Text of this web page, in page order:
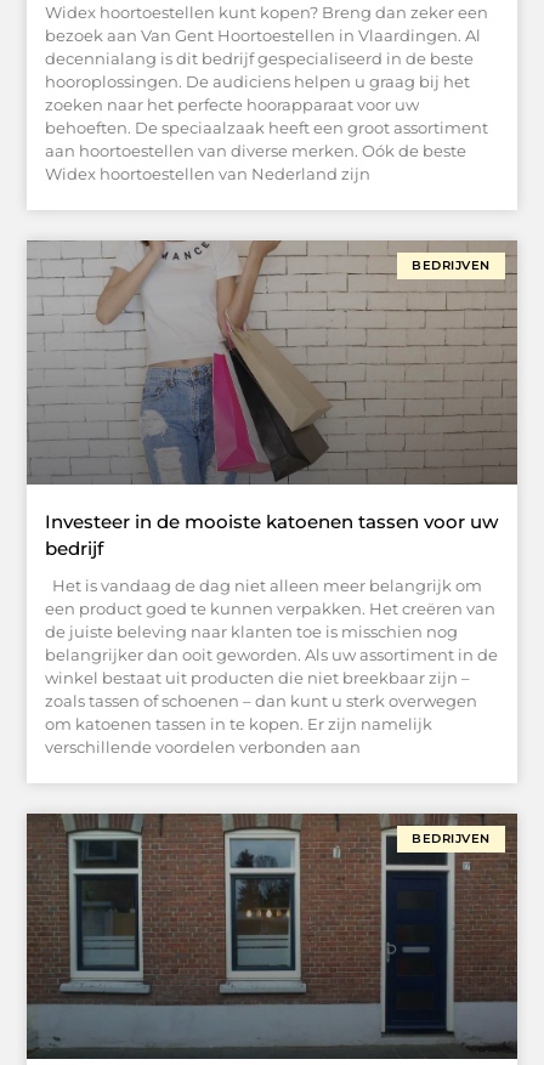
Widex hoortoestellen kunt kopen? Breng dan zeker een
bezoek aan Van Gent Hoortoestellen in Vlaardingen. Al
decennialang is dit bedrijf gespecialiseerd in de beste
hooroplossingen. De audiciens helpen u graag bij het
zoeken naar het perfecte hoorapparaat voor uw
behoeften. De speciaalzaak heeft een groot assortiment
aan hoortoestellen van diverse merken. Oók de beste
Widex hoortoestellen van Nederland zijn
BEDRIJVEN
Investeer in de mooiste katoenen tassen voor uw
bedrijf
Het is vandaag de dag niet alleen meer belangrijk om
een product goed te kunnen verpakken. Het creëren van
de juiste beleving naar klanten toe is misschien nog
belangrijker dan ooit geworden. Als uw assortiment in de
winkel bestaat uit producten die niet breekbaar zijn –
zoals tassen of schoenen – dan kunt u sterk overwegen
om katoenen tassen in te kopen. Er zijn namelijk
verschillende voordelen verbonden aan
BEDRIJVEN